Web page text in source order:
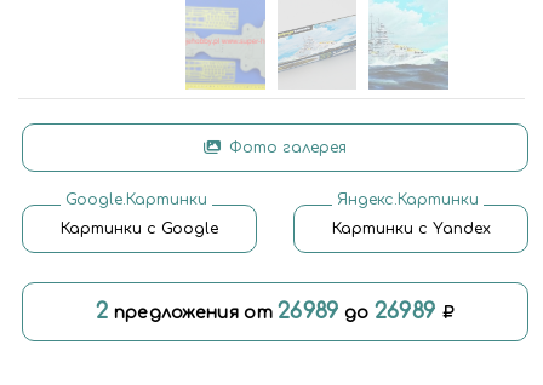
Фото галерея
Google.Картинки
Картинки с Google
Яндекс.Картинки
Картинки с Yandex
2 предложения от26989 до 26989